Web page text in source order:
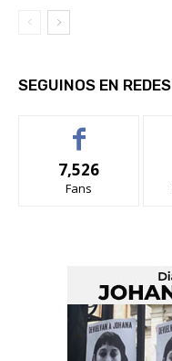
SEGUINOS EN REDES
7,526
Fans